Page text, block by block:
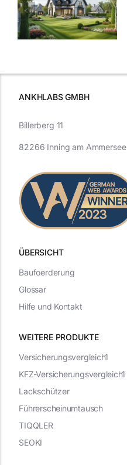
Sturm: Die
aktuelle
Entwicklung
ANKHLABS GMBH
ÜBERSICHT
WEITERE PRODUKTE
Versicherungsvergleich1
KFZ-Versicherungsvergleich1
Lackschützer
Führerscheinumtausch
TIQQLER
SEOKI
Billerberg 11
82266 Inning am Ammersee
Baufoerderung
Glossar
Hilfe und Kontakt